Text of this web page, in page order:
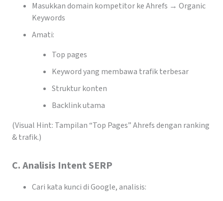
Masukkan domain kompetitor ke Ahrefs → Organic
Keywords
Amati:
Top pages
Keyword yang membawa trafik terbesar
Struktur konten
Backlink utama
(Visual Hint: Tampilan “Top Pages” Ahrefs dengan ranking
& trafik.)
C. Analisis Intent SERP
Cari kata kunci di Google, analisis: